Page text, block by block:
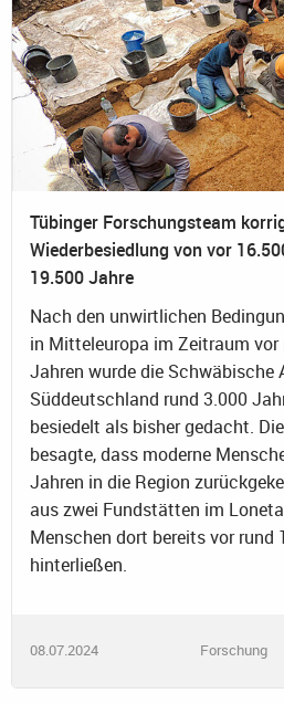
Tübinger Forschungsteam
Wiederbesiedlung von vor
19.500 Jahre
Nach den unwirtlichen
in Mitteleuropa im Zeitraum
Jahren wurde die Schwäbische
Süddeutschland rund 3.000
besiedelt als bisher gedacht.
besagte, dass moderne
Jahren in die Region
aus zwei Fundstätten im
Menschen dort bereits vor rund
hinterließen.
08.07.2024 Forschung